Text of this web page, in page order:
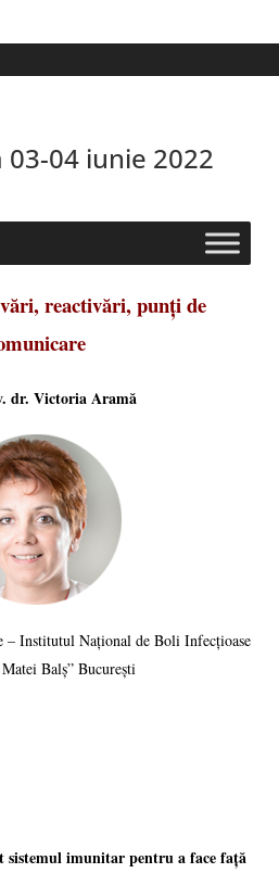
04 iunie 2022
reactivări, punți de
dr. Victoria Aramă
Institutul Național de Boli Infecțioase
Balș” București
sistemul imunitar pentru a face față